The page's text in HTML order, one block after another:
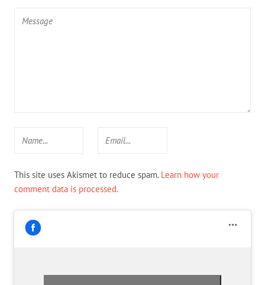
This site uses Akismet to reduce spam. Learn how your
comment data is processed.